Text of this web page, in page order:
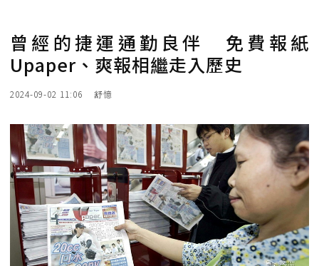
曾經的捷運通勤良伴 免費報紙
Upaper、爽報相繼走入歷史
2024-09-02 11:06 舒憶